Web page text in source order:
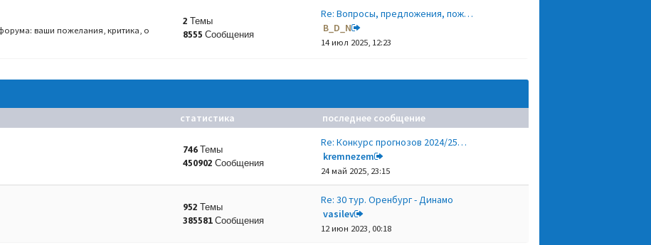
ваши пожелания, критика, о
2 Темы
8555 Сообщения
Re: Вопросы, предложения, пож…
B_D_N
14 июл 2025, 12:23
статистика последнее сообщение
746 Темы
450902 Сообщения
Re: Конкурс прогнозов 2024/25…
kremnezem
24 май 2025, 23:15
952 Темы
385581 Сообщения
Re: 30 тур. Оренбург - Динамо
vasilev
12 июн 2023, 00:18